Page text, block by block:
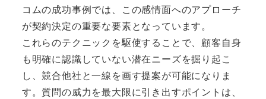
コムの成功事例では、この感情面へのアプローチ
が契約決定の重要な要素となっています。
これらのテクニックを駆使することで、顧客自身
も明確に認識していない潜在ニーズを掘り起こ
し、競合他社と一線を画す提案が可能になりま
す。質問の威力を最大限に引き出すポイントは、